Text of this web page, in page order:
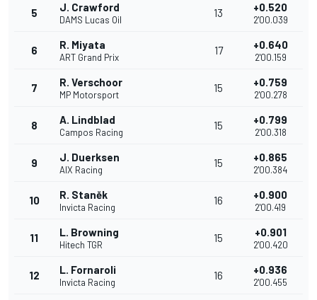
5 J. Crawford
DAMS Lucas Oil
13 +0.520
2'00.039
6 R. Miyata
ART Grand Prix
17 +0.640
2'00.159
7 R. Verschoor
MP Motorsport
15 +0.759
2'00.278
8 A. Lindblad
Campos Racing
15 +0.799
2'00.318
9 J. Duerksen
AIX Racing
15 +0.865
2'00.384
10 R. Staněk
Invicta Racing
16 +0.900
2'00.419
11 L. Browning
Hitech TGR
15 +0.901
2'00.420
12 L. Fornaroli
Invicta Racing
16 +0.936
2'00.455